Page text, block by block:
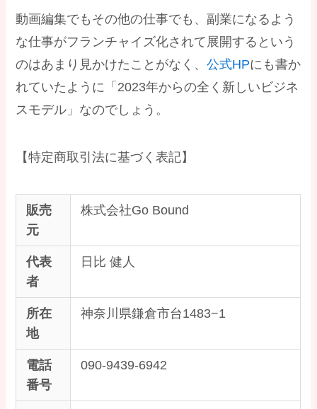
動画編集でもその他の仕事でも、副業になるよう
な仕事がフランチャイズ化されて展開するという
のはあまり見かけたことがなく、公式HPにも書か
れていたように「2023年からの全く新しいビジネ
スモデル」なのでしょう。
【特定商取引法に基づく表記】
販売
元
株式会社Go Bound
代表
者
日比 健人
所在
地
神奈川県鎌倉市台1483−1
電話
番号
090-9439-6942